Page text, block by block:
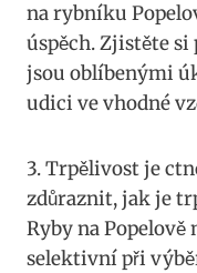
na rybníku
úspěch. Zjistěte
jsou oblíbenými
udici ve vhodné
3. Trpělivost je
zdůraznit, jak je
Ryby na
selektivní při